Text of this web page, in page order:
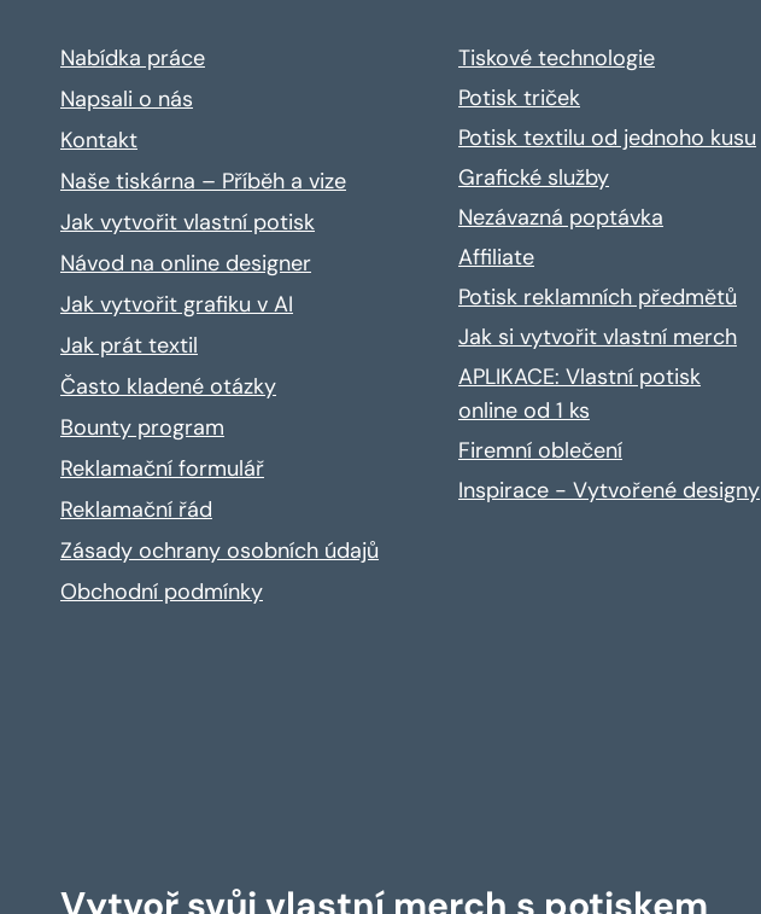
Nabídka práce
Napsali o nás
Kontakt
Naše tiskárna – Příběh a vize
Jak vytvořit vlastní potisk
Návod na online designer
Jak vytvořit grafiku v AI
Jak prát textil
Často kladené otázky
Bounty program
Reklamační formulář
Reklamační řád
Zásady ochrany osobních údajů
Obchodní podmínky
Tiskové technologie
Potisk triček
Potisk textilu od jednoho kusu
Grafické služby
Nezávazná poptávka
Affiliate
Potisk reklamních předmětů
Jak si vytvořit vlastní merch
APLIKACE: Vlastní potisk
online od 1 ks
Firemní oblečení
Inspirace - Vytvořené designy